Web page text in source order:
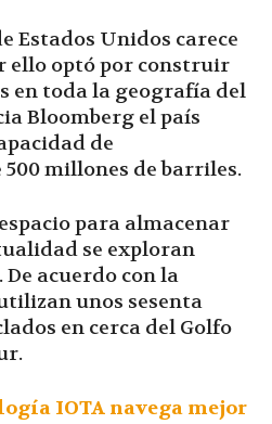
Estados Unidos carece
ello optó por construir
en toda la geografía del
Bloomberg el país
de
millones de barriles.
para almacenar
se exploran
acuerdo con la
unos sesenta
en cerca del Golfo
IOTA navega mejor